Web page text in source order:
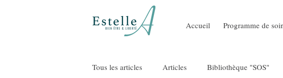
Accueil Programme de
Tous les articles Articles Bibliothèque "SOS"